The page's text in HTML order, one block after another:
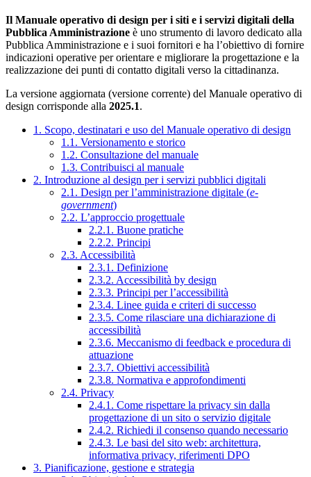
Il Manuale operativo di design per i siti e i servizi digitali della
Pubblica Amministrazione è uno strumento di lavoro dedicato alla
Pubblica Amministrazione e i suoi fornitori e ha l’obiettivo di fornire
indicazioni operative per orientare e migliorare la progettazione e la
realizzazione dei punti di contatto digitali verso la cittadinanza.
La versione aggiornata (versione corrente) del Manuale operativo di
design corrisponde alla 2025.1.
1. Scopo, destinatari e uso del Manuale operativo di design
1.1. Versionamento e storico
1.2. Consultazione del manuale
1.3. Contribuisci al manuale
2. Introduzione al design per i servizi pubblici digitali
2.1. Design per l’amministrazione digitale (e-
government)
2.2. L’approccio progettuale
2.2.1. Buone pratiche
2.2.2. Principi
2.3. Accessibilità
2.3.1. Definizione
2.3.2. Accessibilità by design
2.3.3. Principi per l’accessibilità
2.3.4. Linee guida e criteri di successo
2.3.5. Come rilasciare una dichiarazione di
accessibilità
2.3.6. Meccanismo di feedback e procedura di
attuazione
2.3.7. Obiettivi accessibilità
2.3.8. Normativa e approfondimenti
2.4. Privacy
2.4.1. Come rispettare la privacy sin dalla
progettazione di un sito o servizio digitale
2.4.2. Richiedi il consenso quando necessario
2.4.3. Le basi del sito web: architettura,
informativa privacy, riferimenti DPO
3. Pianificazione, gestione e strategia